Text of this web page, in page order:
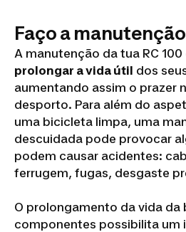
Faço a manutenção
A manutenção da tua RC
prolongar a vida útil dos
aumentando assim o prazer
desporto. Para além do
uma bicicleta limpa, uma
descuidada pode provocar
podem causar acidentes:
ferrugem, fugas, desgaste
O prolongamento da vida da
componentes possibilita um